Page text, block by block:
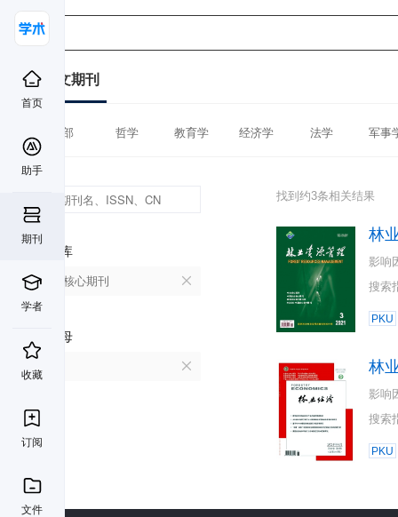
首页
助手
期刊
学者
收藏
订阅
文件
中文期刊
全部 哲学 教育学 经济学 法学 军事
数据库
北大核心期刊
首字母
找到约3条相关结果
林
影响
搜索
PKU
林
影响
搜索
PKU